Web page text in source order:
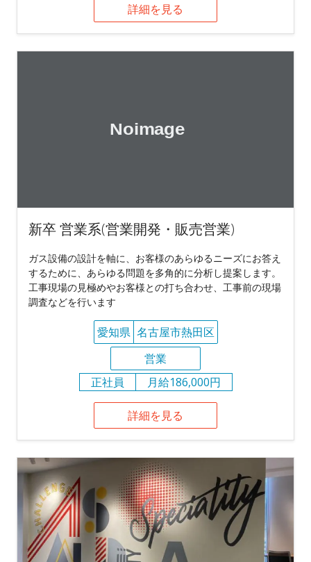
詳細を見る
新卒 営業系(営業開発・販売営業)
ガス設備の設計を軸に、お客様のあらゆるニーズにお答え
するために、あらゆる問題を多角的に分析し提案します。
工事現場の見極めやお客様との打ち合わせ、工事前の現場
調査などを行います
愛知県 名古屋市熱田区
営業
正社員
月給186,000円
詳細を見る